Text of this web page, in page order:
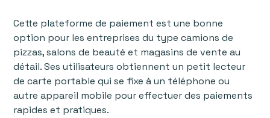
Cette plateforme de paiement est une bonne
option pour les entreprises du type camions de
pizzas, salons de beauté et magasins de vente au
détail. Ses utilisateurs obtiennent un petit lecteur
de carte portable qui se fixe à un téléphone ou
autre appareil mobile pour effectuer des paiements
rapides et pratiques.